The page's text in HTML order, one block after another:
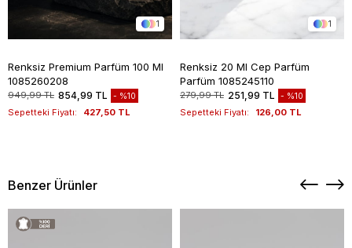
1
Renksiz Premium Parfüm 100 Ml
1085260208
949,99 TL 854,99 TL %10
Sepetteki Fiyatı: 427,50 TL
1
Renksiz 20 Ml Cep Parfüm
Parfüm 1085245110
279,99 TL 251,99 TL %10
Sepetteki Fiyatı: 126,00 TL
Benzer Ürünler